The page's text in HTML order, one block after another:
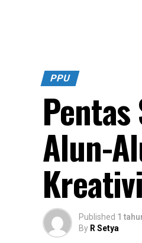
PPU
Alun-
Published 1
By R Setya